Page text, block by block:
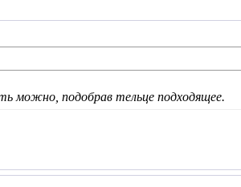
можно, подобрав тельце подходящее.